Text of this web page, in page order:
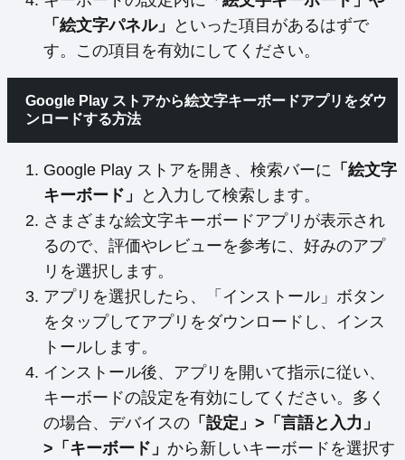
「絵文字パネル」
といった項目があるはずで
す。この項目を有効にしてください。
Google Play ストアから絵文字キーボードアプリをダウ
ンロードする方法
Google Play ストアを開き、検索バーに 「絵文字
キーボード」
と入力して検索します。
さまざまな絵文字キーボードアプリが表示され
るので、評価やレビューを参考に、好みのアプ
リを選択します。
アプリを選択したら、「インストール」ボタン
をタップしてアプリをダウンロードし、インス
トールします。
インストール後、アプリを開いて指示に従い、
キーボードの設定を有効にしてください。多く
の場合、デバイスの 「設定」>「言語と入力」
>「キーボード」 から新しいキーボードを選択す